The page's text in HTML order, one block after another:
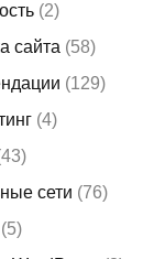
(2)
сайта (58)
(129)
(4)
сети (76)
(5)